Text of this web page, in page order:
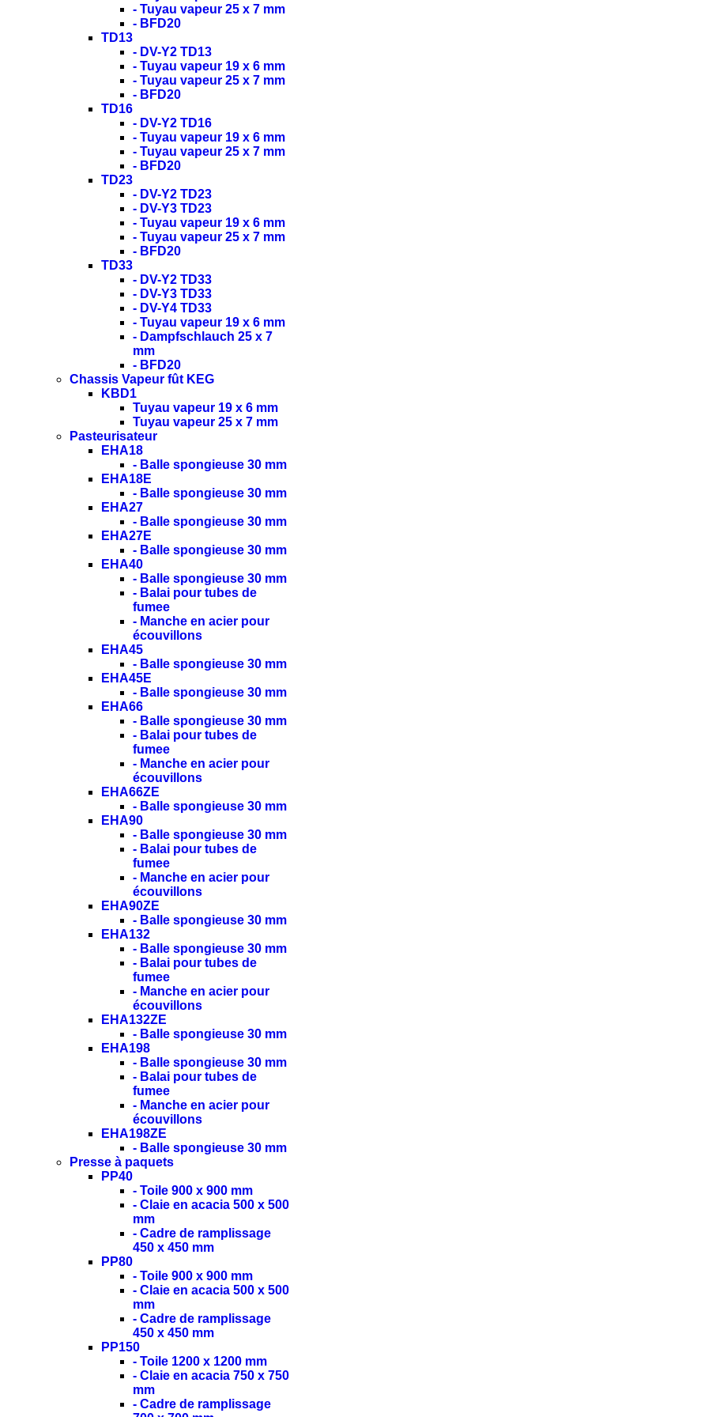
- Tuyau vapeur 25 x 7 mm
- BFD20
TD13
- DV-Y2 TD13
- Tuyau vapeur 19 x 6 mm
- Tuyau vapeur 25 x 7 mm
- BFD20
TD16
- DV-Y2 TD16
- Tuyau vapeur 19 x 6 mm
- Tuyau vapeur 25 x 7 mm
- BFD20
TD23
- DV-Y2 TD23
- DV-Y3 TD23
- Tuyau vapeur 19 x 6 mm
- Tuyau vapeur 25 x 7 mm
- BFD20
TD33
- DV-Y2 TD33
- DV-Y3 TD33
- DV-Y4 TD33
- Tuyau vapeur 19 x 6 mm
- Dampfschlauch 25 x 7
mm
- BFD20
Chassis Vapeur fût KEG
KBD1
Tuyau vapeur 19 x 6 mm
Tuyau vapeur 25 x 7 mm
Pasteurisateur
EHA18
- Balle spongieuse 30 mm
EHA18E
- Balle spongieuse 30 mm
EHA27
- Balle spongieuse 30 mm
EHA27E
- Balle spongieuse 30 mm
EHA40
- Balle spongieuse 30 mm
- Balai pour tubes de
fumee
- Manche en acier pour
écouvillons
EHA45
- Balle spongieuse 30 mm
EHA45E
- Balle spongieuse 30 mm
EHA66
- Balle spongieuse 30 mm
- Balai pour tubes de
fumee
- Manche en acier pour
écouvillons
EHA66ZE
- Balle spongieuse 30 mm
EHA90
- Balle spongieuse 30 mm
- Balai pour tubes de
fumee
- Manche en acier pour
écouvillons
EHA90ZE
- Balle spongieuse 30 mm
EHA132
- Balle spongieuse 30 mm
- Balai pour tubes de
fumee
- Manche en acier pour
écouvillons
EHA132ZE
- Balle spongieuse 30 mm
EHA198
- Balle spongieuse 30 mm
- Balai pour tubes de
fumee
- Manche en acier pour
écouvillons
EHA198ZE
- Balle spongieuse 30 mm
Presse à paquets
PP40
- Toile 900 x 900 mm
- Claie en acacia 500 x 500
mm
- Cadre de ramplissage
450 x 450 mm
PP80
- Toile 900 x 900 mm
- Claie en acacia 500 x 500
mm
- Cadre de ramplissage
450 x 450 mm
PP150
- Toile 1200 x 1200 mm
- Claie en acacia 750 x 750
mm
- Cadre de ramplissage